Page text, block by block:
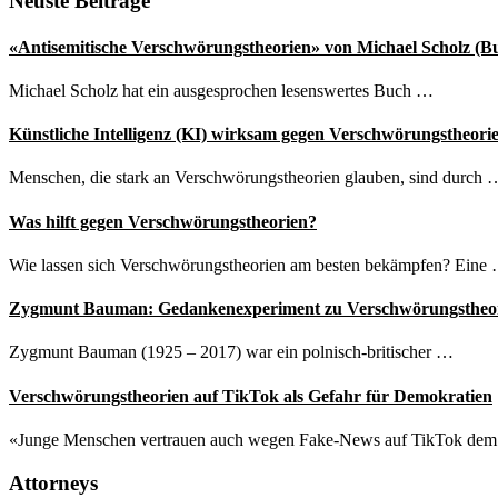
im
Kaninchenbau
Verschwörungstheorien
«Antisemitische Verschwörungstheorien» von Michael Scholz
Michael Scholz hat ein ausgesprochen lesenswertes Buch …
Künstliche Intelligenz (KI) wirksam gegen
Menschen, die stark an Verschwörungstheorien glauben, sind durch
Was hilft gegen Verschwörungstheorien?
Wie lassen sich Verschwörungstheorien am besten bekämpfen? Eine
Zygmunt Bauman: Gedankenexperiment zu
Zygmunt Bauman (1925 – 2017) war ein polnisch-britischer …
Verschwörungstheorien auf TikTok als Gefahr für Demokratien
«Junge Menschen vertrauen auch wegen Fake-News auf TikTok
Attorneys